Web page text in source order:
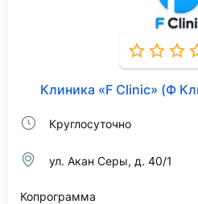
Клиника «F Clinic» (Ф
Круглосуточно
​ул. Акан Серы, д. 40/1
Копрограмма